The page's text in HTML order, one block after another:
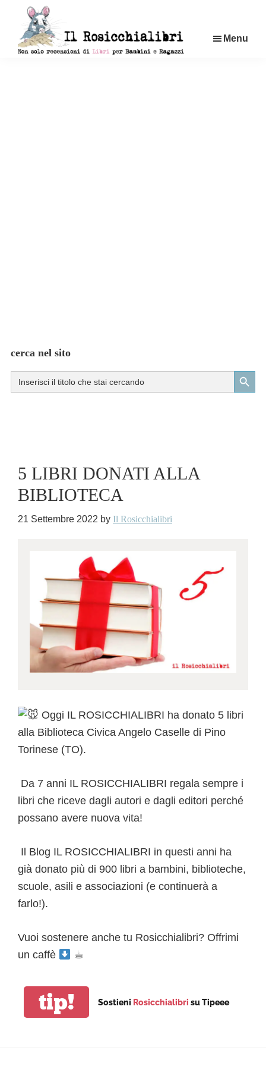
contenuto
Menu
cerca nel sito
Search
for:
Search Button
5 LIBRI DONATI ALLA
BIBLIOTECA
21 Settembre 2022 by Il Rosicchialibri
Oggi IL ROSICCHIALIBRI ha donato 5 libri
alla Biblioteca Civica Angelo Caselle di Pino
Torinese (TO).
Da 7 anni IL ROSICCHIALIBRI regala sempre i
libri che riceve dagli autori e dagli editori perché
possano avere nuova vita!
Il Blog IL ROSICCHIALIBRI in questi anni ha
già donato più di 900 libri a bambini, biblioteche,
scuole, asili e associazioni (e continuerà a
farlo!).
Vuoi sostenere anche tu Rosicchialibri? Offrimi
un caffè
☕︎
tip! Sostieni Rosicchialibri su Tipeee